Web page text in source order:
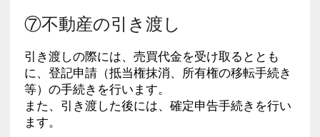
⑦不動産の引き渡し
引き渡しの際には、売買代金を受け取るととも
に、登記申請（抵当権抹消、所有権の移転手続き
等）の手続きを行います。
また、引き渡した後には、確定申告手続きを行い
ます。